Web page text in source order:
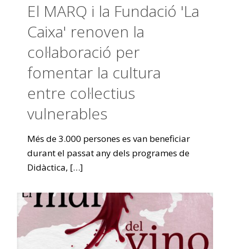
El MARQ i la Fundació 'La
Caixa' renoven la
col·laboració per
fomentar la cultura
entre col·lectius
vulnerables
Més de 3.000 persones es van beneficiar
durant el passat any dels programes de
Didàctica, […]